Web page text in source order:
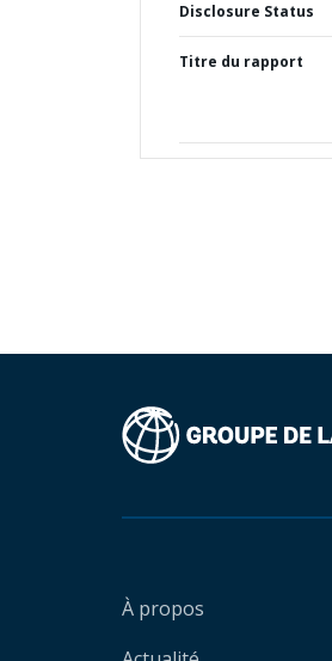
Disclosure Status
Titre du rapport
À propos